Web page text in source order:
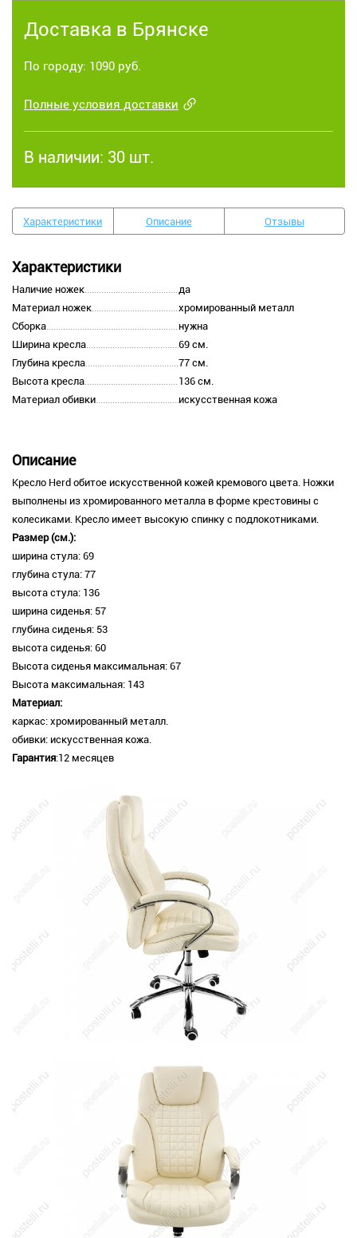
Доставка в Брянске
По городу: 1090 руб.
Полные условия доставки
В наличии: 30 шт.
Характеристики Описание Отзывы
Характеристики
Наличие ножек
да
Материал ножек
хромированный металл
Сборка
нужна
Ширина кресла
69 см.
Глубина кресла
77 см.
Высота кресла
136 см.
Материал обивки
искусственная кожа
Описание
Кресло Herd обитое искусственной кожей кремового цвета. Ножки
выполнены из хромированного металла в форме крестовины с
колесиками. Кресло имеет высокую спинку с подлокотниками.
Размер (см.):
ширина стула: 69
глубина стула: 77
высота стула: 136
ширина сиденья: 57
глубина сиденья: 53
высота сиденья: 60
Высота сиденья максимальная: 67
Высота максимальная: 143
Материал:
каркас: хромированный металл.
обивки: искусственная кожа.
Гарантия:12 месяцев